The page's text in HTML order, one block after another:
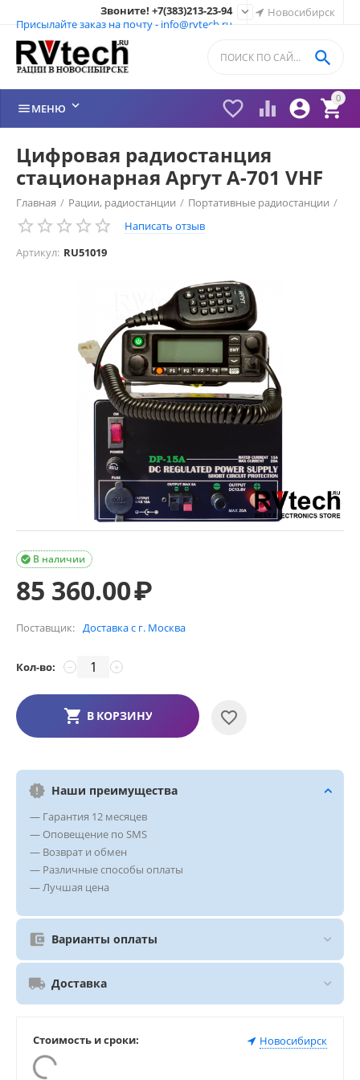
Новосибирск
Звоните! +7(383)213-23-94
Присылайте заказ на почту - info@rvtech.ru

0


 

МЕНЮ 
Цифровая радиостанция
стационарная Аргут А-701 VHF
Главная / Рации, радиостанции / Портативные радиостанции /
Рации Аргут (Россия)
/ Рации Аргут /
Написать отзыв
Артикул: RU51019
В наличии

85 360.00₽
Поставщик: Доставка с г. Москва
Кол-во: +
−
В КОРЗИНУ
Наши преимущества
— Гарантия 12 месяцев
— Оповещение по SMS
— Возврат и обмен
— Различные способы оплаты
— Лучшая цена
Варианты оплаты
Доставка
Стоимость и сроки: Новосибирск